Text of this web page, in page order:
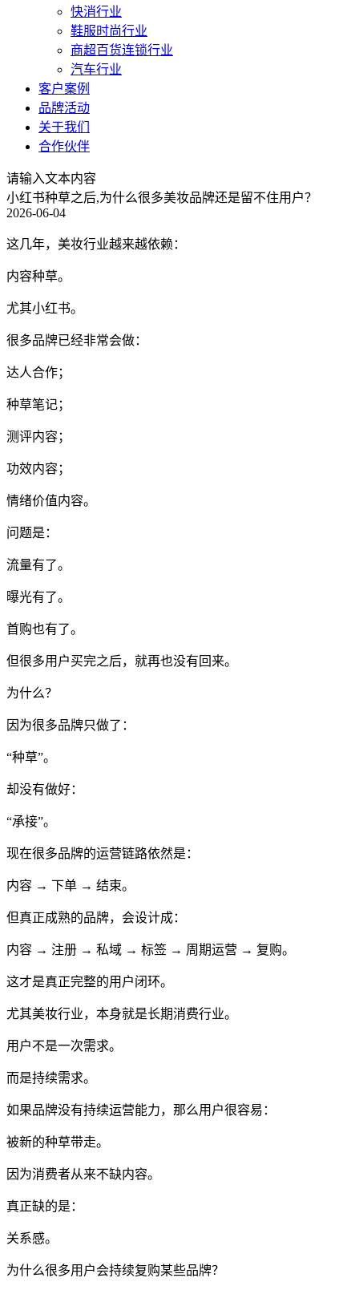
快消行业
鞋服时尚行业
商超百货连锁行业
汽车行业
客户案例
品牌活动
关于我们
合作伙伴
请输入文本内容
小红书种草之后,为什么很多美妆品牌还是留不住用户？
2026-06-04
这几年，美妆行业越来越依赖：
内容种草。
尤其小红书。
很多品牌已经非常会做：
达人合作；
种草笔记；
测评内容；
功效内容；
情绪价值内容。
问题是：
流量有了。
曝光有了。
首购也有了。
但很多用户买完之后，就再也没有回来。
为什么？
因为很多品牌只做了：
“种草”。
却没有做好：
“承接”。
现在很多品牌的运营链路依然是：
内容 → 下单 → 结束。
但真正成熟的品牌，会设计成：
内容 → 注册 → 私域 → 标签 → 周期运营 → 复购。
这才是真正完整的用户闭环。
尤其美妆行业，本身就是长期消费行业。
用户不是一次需求。
而是持续需求。
如果品牌没有持续运营能力，那么用户很容易：
被新的种草带走。
因为消费者从来不缺内容。
真正缺的是：
关系感。
为什么很多用户会持续复购某些品牌？